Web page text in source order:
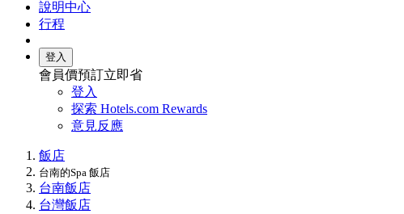
說明中心
行程
登入
會員價預訂立即省
登入
探索 Hotels.com Rewards
意見反應
飯店
台南的Spa 飯店
台南飯店
台灣飯店